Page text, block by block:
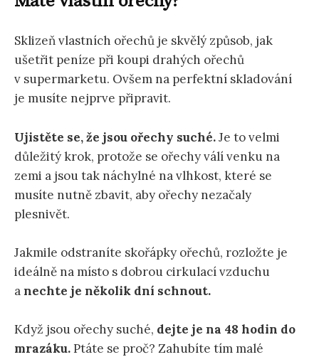
Sklizeň vlastních ořechů je skvělý způsob, jak
ušetřit peníze při koupi drahých ořechů
v supermarketu. Ovšem na perfektní skladování
je musíte nejprve připravit.
Ujistěte se, že jsou ořechy suché.Je to velmi
důležitý krok, protože se ořechy válí venku na
zemi a jsou tak náchylné na vlhkost, které se
musíte nutně zbavit, aby ořechy nezačaly
plesnivět.
Jakmile odstraníte skořápky ořechů, rozložte je
ideálně na místo s dobrou cirkulací vzduchu
anechte je několik dní schnout.
Když jsou ořechy suché, dejte je na 48 hodin do
mrazáku.Ptáte se proč? Zahubíte tím malé